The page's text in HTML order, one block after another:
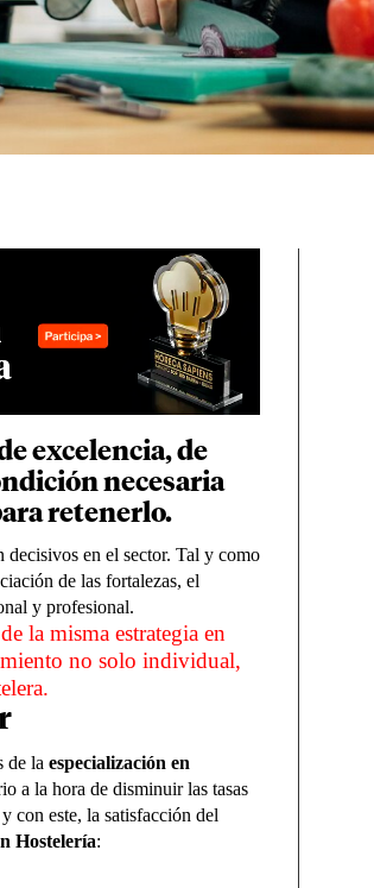
excelencia, de
necesaria
retenerlo.
en el sector. Tal y como
de las fortalezas, el
y profesional.
la misma estrategia en
no solo individual,
de laespecialización en
a la hora de disminuir las tasas
con este, la satisfacción del
Hostelería: